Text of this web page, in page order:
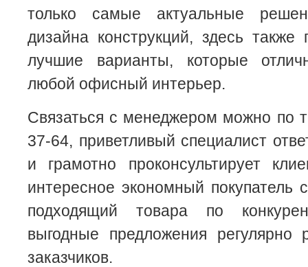
только самые актуальные
дизайна конструкций, здесь также
лучшие варианты, которые
любой офисный интерьер.
Связаться с менеджером можно по
37-64, приветливый специалист
и грамотно проконсультирует
интересное экономный покупатель
подходящий товара по
выгодные предложения регулярно
заказчиков.